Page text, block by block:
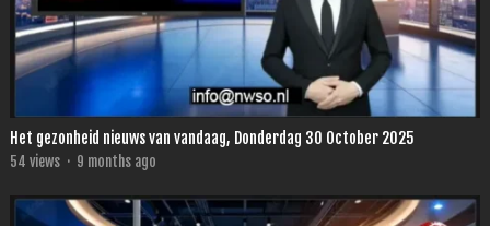
Het gezonheid nieuws van vandaag, Donderdag 30 October 2025
54 views · 9 months ago